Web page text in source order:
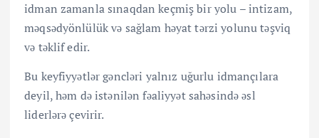
idman zamanla sınaqdan keçmiş bir yolu – intizam,
məqsədyönlülük və sağlam həyat tərzi yolunu təşviq
və təklif edir.
Bu keyfiyyətlər gəncləri yalnız uğurlu idmançılara
deyil, həm də istənilən fəaliyyət sahəsində əsl
liderlərə çevirir.